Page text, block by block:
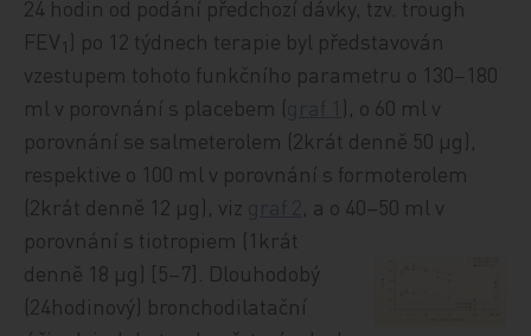
24 hodin od podání předchozí dávky, tzv. trough
FEV 1 ) po 12 týdnech terapie byl představován
vzestupem tohoto funkčního parametru o 130–180
ml v porovnání s placebem (
), o 60 ml v
porovnání se salmeterolem (2krát denně 50 µg),
respektive o 100 ml v porovnání s formoterolem
(2krát denně 12 µg), viz
, a o 40–50 ml v
porovnání s tiotropiem (1krát
denně 18 µg) [5–7]. Dlouhodobý
(24hodinový) bronchodilatační